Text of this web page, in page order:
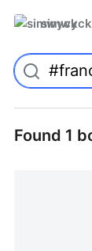
simwyck
Found 1